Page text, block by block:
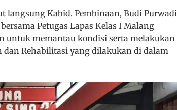
langsung Kabid. Pembinaan, Budi Purwadi
Petugas Lapas Kelas I Malang
untuk memantau kondisi serta melakukan
dan Rehabilitasi yang dilakukan di dalam